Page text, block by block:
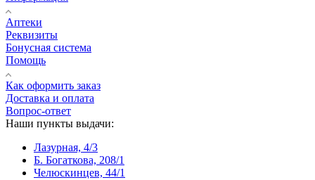
Аптеки
Реквизиты
Бонусная система
Помощь
Как оформить заказ
Доставка и оплата
Вопрос-ответ
Наши пункты выдачи:
Лазурная, 4/3
Б. Богаткова, 208/1
Челюскинцев, 44/1